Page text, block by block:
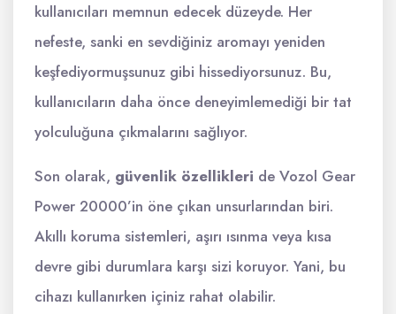
kullanıcıları memnun edecek düzeyde. Her
nefeste, sanki en sevdiğiniz aromayı yeniden
keşfediyormuşsunuz gibi hissediyorsunuz. Bu,
kullanıcıların daha önce deneyimlemediği bir tat
yolculuğuna çıkmalarını sağlıyor.
Son olarak, güvenlik özellikleri de Vozol Gear
Power 20000’in öne çıkan unsurlarından biri.
Akıllı koruma sistemleri, aşırı ısınma veya kısa
devre gibi durumlara karşı sizi koruyor. Yani, bu
cihazı kullanırken içiniz rahat olabilir.